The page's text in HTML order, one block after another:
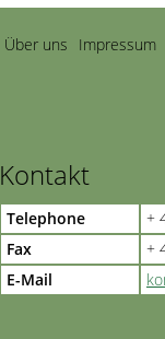
Navigation
überspringen
Über uns Impressum
Kontakt
Telephone
+
Fax
+
E-Mail